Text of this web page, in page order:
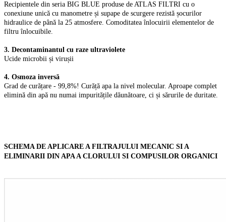
Recipientele din seria BIG BLUE produse de ATLAS FILTRI cu o
conexiune unică cu manometre și supape de scurgere rezistă șocurilor
hidraulice de până la 25 atmosfere. Comoditatea înlocuirii elementelor de
filtru înlocuibile.
3. Decontaminantul cu raze ultraviolete
Ucide microbii și virușii
4. Osmoza inversă
Grad de curățare - 99,8%! Curăță apa la nivel molecular. Aproape complet
elimină din apă nu numai impuritățile dăunătoare, ci și sărurile de duritate.
SCHEMA DE APLICARE A FILTRAJULUI MECANIC SI A
ELIMINARII DIN APA A CLORULUI SI COMPUSILOR ORGANICI